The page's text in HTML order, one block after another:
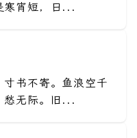
寒宵短，日...
书不寄。鱼浪空千
愁无际。旧...